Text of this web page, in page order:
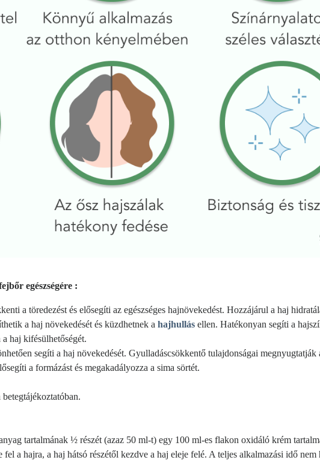
egészségére :
a töredezést és elősegíti az egészséges hajnövekedést. Hozzájárul a haj
a haj növekedését és küzdhetnek a hajhullás ellen. Hatékonyan segíti a
haj kifésülhetőségét.
segíti a haj növekedését. Gyulladáscsökkentő tulajdonságai
a formázást és megakadályozza a sima sörtét.
tartalmának ½ részét (azaz 50 ml-t) egy 100 ml-es flakon oxidáló krém
a hajra, a haj hátsó részétől kezdve a haj eleje felé. A teljes alkalmazási idő nem